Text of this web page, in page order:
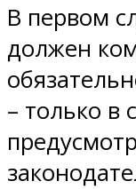
В первом
должен
– только в